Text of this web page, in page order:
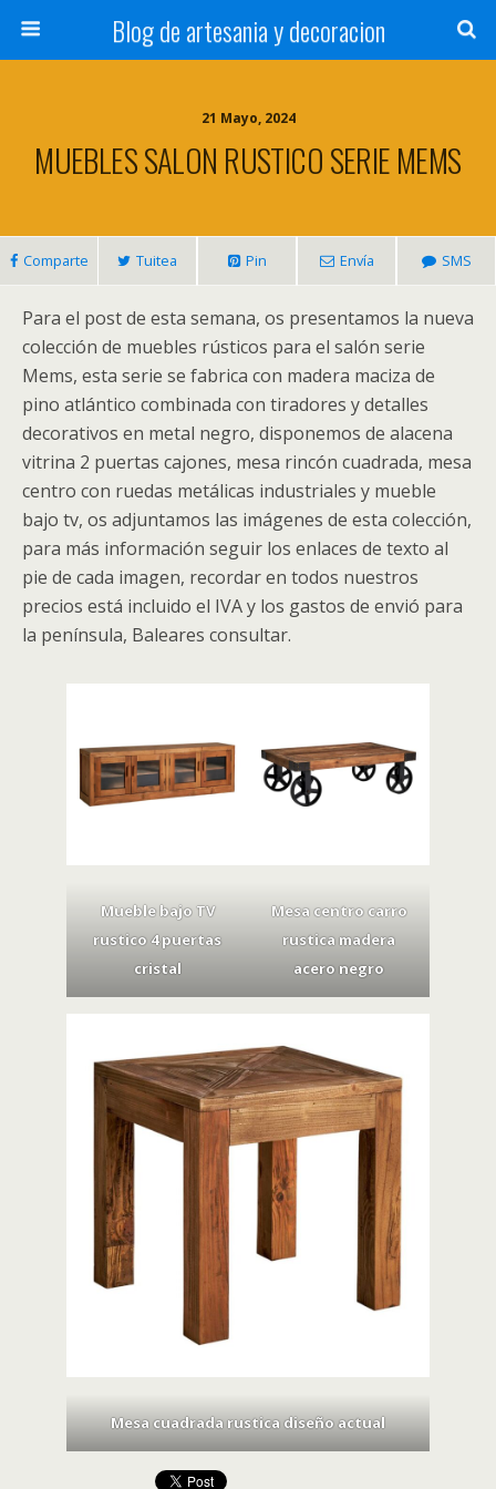
Blog de artesania y decoracion
21 Mayo, 2024
MUEBLES SALON RUSTICO SERIE MEMS
Comparte Tuitea Pin Envía SMS
Para el post de esta semana, os presentamos la nueva
colección de muebles rústicos para el salón serie
Mems, esta serie se fabrica con madera maciza de
pino atlántico combinada con tiradores y detalles
decorativos en metal negro, disponemos de alacena
vitrina 2 puertas cajones, mesa rincón cuadrada, mesa
centro con ruedas metálicas industriales y mueble
bajo tv, os adjuntamos las imágenes de esta colección,
para más información seguir los enlaces de texto al
pie de cada imagen, recordar en todos nuestros
precios está incluido el IVA y los gastos de envió para
la península, Baleares consultar.
Mueble bajo TV
rustico 4 puertas
cristal
Mesa centro carro
rustica madera
acero negro
Mesa cuadrada rustica diseño actual